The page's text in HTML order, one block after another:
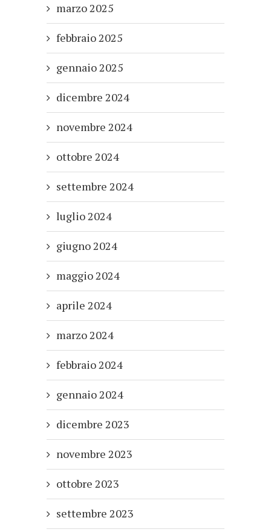
marzo 2025
febbraio 2025
gennaio 2025
dicembre 2024
novembre 2024
ottobre 2024
settembre 2024
luglio 2024
giugno 2024
maggio 2024
aprile 2024
marzo 2024
febbraio 2024
gennaio 2024
dicembre 2023
novembre 2023
ottobre 2023
settembre 2023